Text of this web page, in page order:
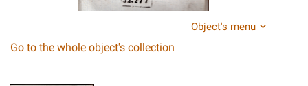
Object's menu
Go to the whole object's collection